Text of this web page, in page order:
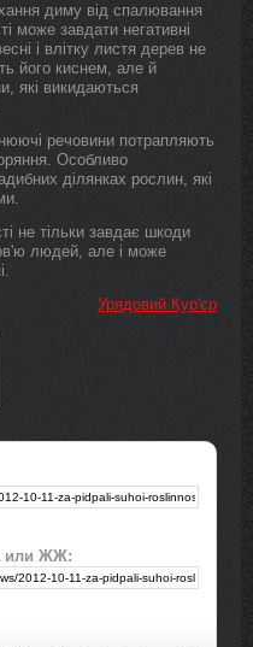
диму від спалювання
може завдати негативні
і влітку листя дерев не
його киснем, але й
які викидаються
речовини потрапляють
Особливо
ділянках рослин, які
не тільки завдає шкоди
людей, але і може
Урядовий Кур'єр
или ЖЖ: